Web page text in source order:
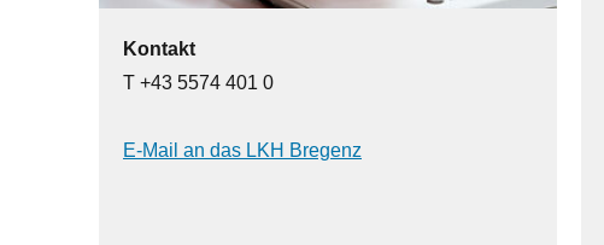
Kontakt
T +43 5574 401 0
E-Mail an das LKH Bregenz